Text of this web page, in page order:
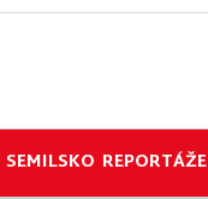
SEMILSKO REPORTÁŽE